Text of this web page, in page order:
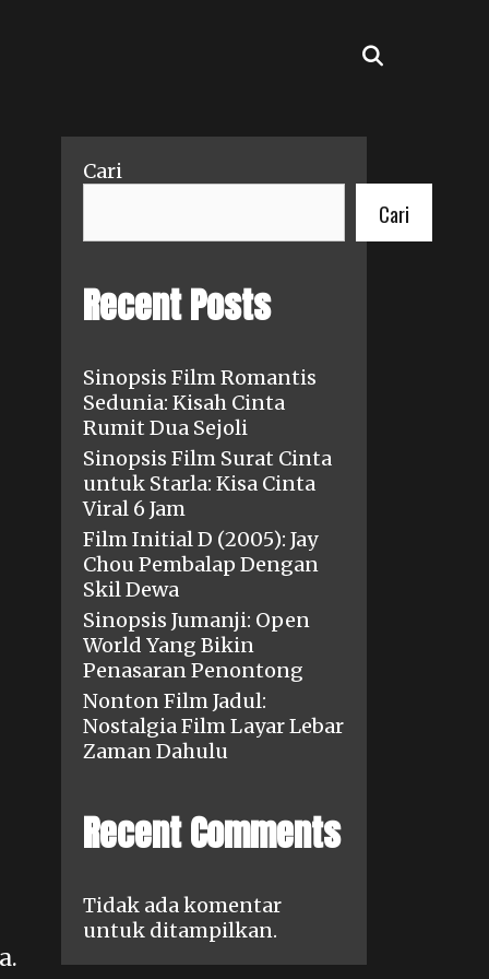
Cari
Cari
Recent Posts
Sinopsis Film Romantis
Sedunia: Kisah Cinta
Rumit Dua Sejoli
Sinopsis Film Surat Cinta
untuk Starla: Kisa Cinta
Viral 6 Jam
Film Initial D (2005): Jay
Chou Pembalap Dengan
Skil Dewa
Sinopsis Jumanji: Open
World Yang Bikin
Penasaran Penontong
Nonton Film Jadul:
Nostalgia Film Layar Lebar
Zaman Dahulu
Recent Comments
Tidak ada komentar
untuk ditampilkan.